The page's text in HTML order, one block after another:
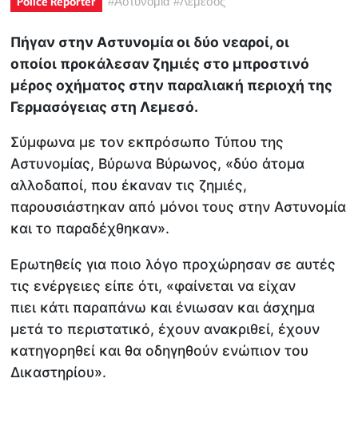
Πήγαν στην Αστυνομία οι δύο νεαροί, οι
οποίοι προκάλεσαν ζημιές στο μπροστινό
μέρος οχήματος στην παραλιακή περιοχή της
Γερμασόγειας στη Λεμεσό.
Σύμφωνα με τον εκπρόσωπο Τύπου της
Αστυνομίας, Βύρωνα Βύρωνος, «δύο άτομα
αλλοδαποί, που έκαναν τις ζημιές,
παρουσιάστηκαν από μόνοι τους στην Αστυνομία
και το παραδέχθηκαν».
Ερωτηθείς για ποιο λόγο προχώρησαν σε αυτές
τις ενέργειες είπε ότι, «φαίνεται να είχαν
πιει κάτι παραπάνω και ένιωσαν και άσχημα
μετά το περιστατικό, έχουν ανακριθεί, έχουν
κατηγορηθεί και θα οδηγηθούν ενώπιον του
Δικαστηρίου».